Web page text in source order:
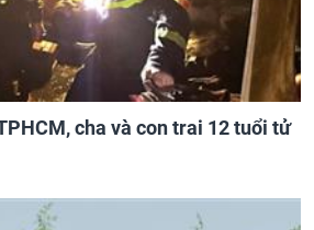
cha và con trai 12 tuổi tử